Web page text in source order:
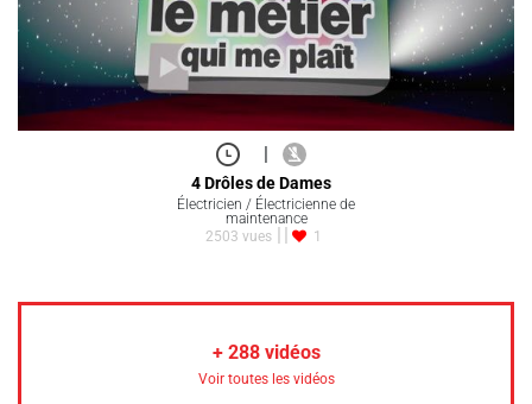
|
4 Drôles de Dames
Électricien / Électricienne de
maintenance
2503 vues
1
+ 288vidéos
Voir toutes les vidéos